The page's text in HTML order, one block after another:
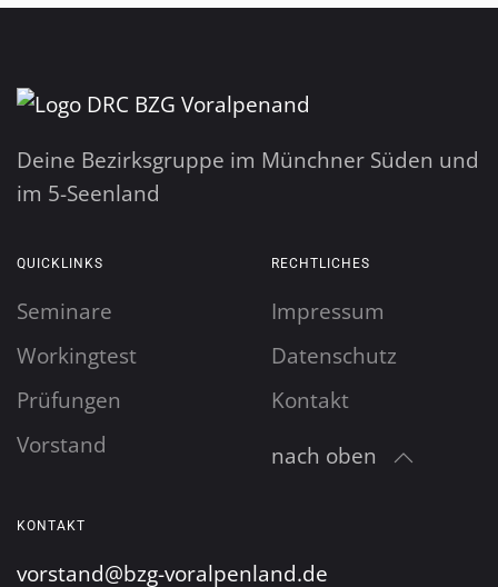
Deine Bezirksgruppe im Münchner Süden und
im 5-Seenland
QUICKLINKS
Seminare
Workingtest
Prüfungen
Vorstand
RECHTLICHES
Impressum
Datenschutz
Kontakt
nach oben
KONTAKT
vorstand@bzg-voralpenland.de